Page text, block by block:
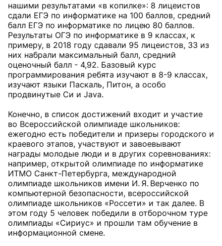
нашими результатами «в копилке»: 8 лицеистов
сдали ЕГЭ по информатике на 100 баллов, средний
балл ЕГЭ по информатике по лицею 80 баллов.
Результаты ОГЭ по информатике в 9 классах, к
примеру, в 2018 году сдавали 95 лицеистов, 33 из
них набрали максимальный балл, средний
оценочный балл - 4,92. Базовый курс
программирования ребята изучают в 8-9 классах,
изучают языки Паскаль, Питон, а особо
продвинутые Си и Java.
Конечно, в список достижений входит и участие
во Всероссийской олимпиаде школьников:
ежегодно есть победители и призеры городского и
краевого этапов, участвуют и завоевывают
награды молодые люди и в других соревнованиях:
например, открытой олимпиаде по информатике
ИТМО Санкт-Петербурга, международной
олимпиаде школьников имени И. Я. Верченко по
компьютерной безопасности, всероссийской
олимпиаде школьников «Россети» и так далее. В
этом году 5 человек победили в отборочном туре
олимпиады «Сириус» и прошли там обучение в
информационной смене.